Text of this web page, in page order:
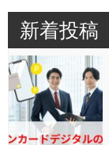
新着投稿